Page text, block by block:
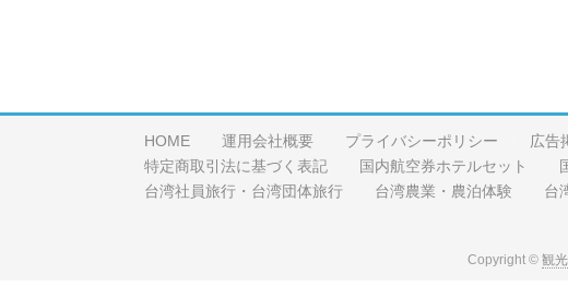
HOME 運用会社概要 プライバシーポリシー 広告
特定商取引法に基づく表記
国内航空券ホテルセット
台湾社員旅行・台湾団体旅行
台湾農業・農泊体験 台
Copyright © 観